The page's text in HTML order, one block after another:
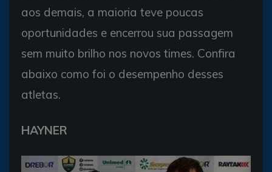
aos demais, a maioria teve poucas
oportunidades e encerrou sua passagem
sem muito brilho nos novos times. Confira
abaixo como foi o desempenho desses
atletas.
HAYNER